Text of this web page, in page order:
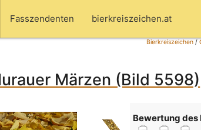
Fasszendenten bierkreiszeichen.at
Bierkreiszeichen/
Märzen (Bild 5598)
Bewertung des